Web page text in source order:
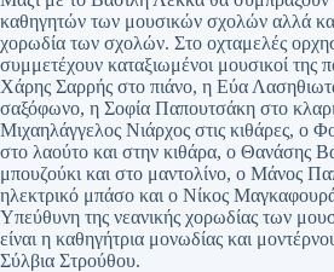
καθηγητών των μουσικών σχολών αλλά
χορωδία των σχολών. Στο οχταμελές
συμμετέχουν καταξιωμένοι μουσικοί της
Χάρης Σαρρής στο πιάνο, η Εύα
σαξόφωνο, η Σοφία Παπουτσάκη στο
Μιχαηλάγγελος Νιάρχος στις κιθάρες, ο
στο λαούτο και στην κιθάρα, ο Θανάσης
μπουζούκι και στο μαντολίνο, ο Μάνος
ηλεκτρικό μπάσο και ο Νίκος
Υπεύθυνη της νεανικής χορωδίας των
είναι η καθηγήτρια μονωδίας και
Σύλβια Στρούθου.